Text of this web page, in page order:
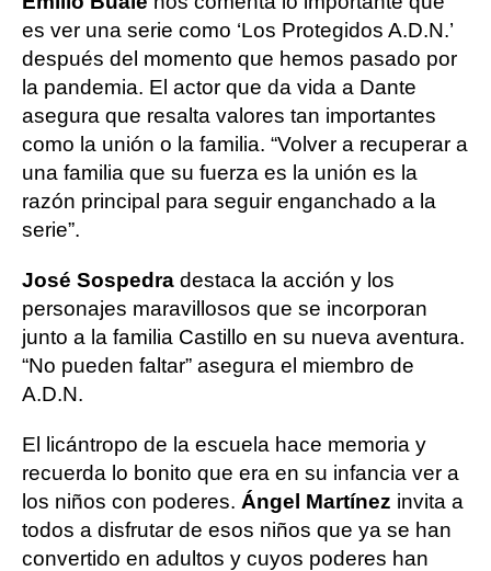
es ver una serie como ‘Los Protegidos A.D.N.’
después del momento que hemos pasado por
la pandemia. El actor que da vida a Dante
asegura que resalta valores tan importantes
como la unión o la familia. “Volver a recuperar a
una familia que su fuerza es la unión es la
razón principal para seguir enganchado a la
serie”.
José Sospedra destaca la acción y los
personajes maravillosos que se incorporan
junto a la familia Castillo en su nueva aventura.
“No pueden faltar” asegura el miembro de
A.D.N.
El licántropo de la escuela hace memoria y
recuerda lo bonito que era en su infancia ver a
los niños con poderes. Ángel Martínez invita a
todos a disfrutar de esos niños que ya se han
convertido en adultos y cuyos poderes han